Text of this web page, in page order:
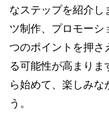
なステップを紹介し
ツ制作、プロモーシ
つのポイントを押さ
る可能性が高まり
ら始めて、楽しみな
う。